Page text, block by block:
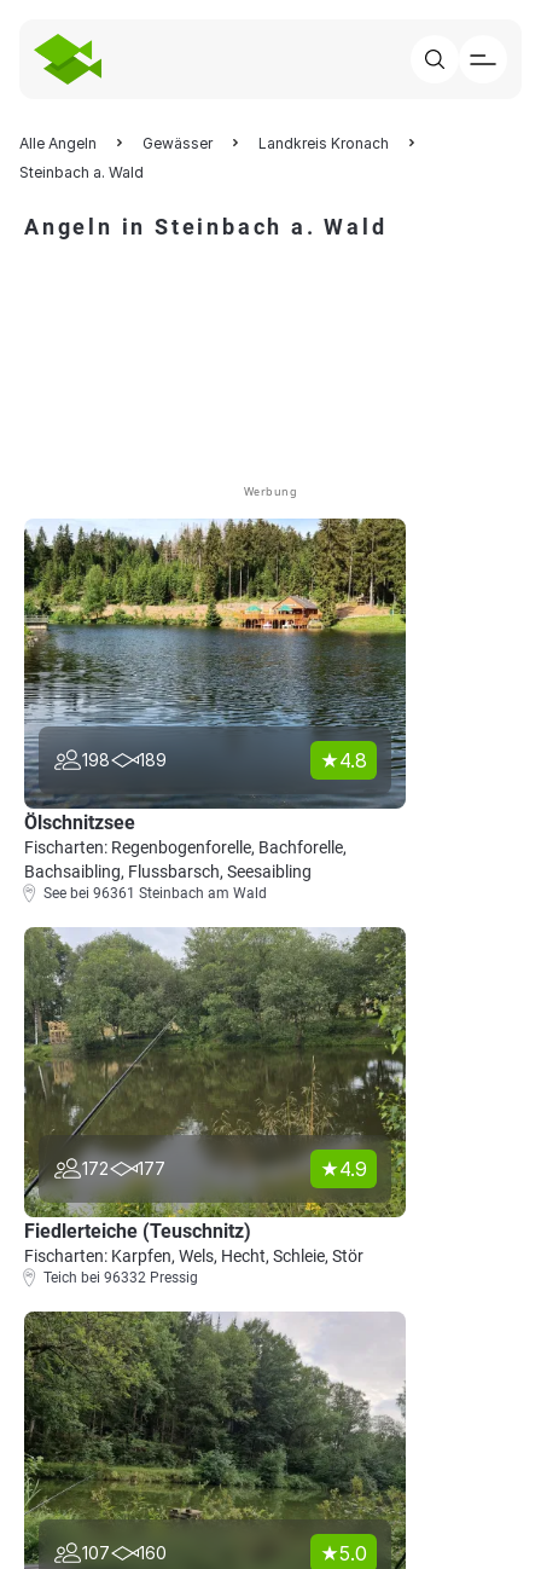
Alle Angeln Gewässer
Landkreis Kronach
Steinbach a. Wald
Angeln in Steinbach a. Wald
Werbung
198 189 4.8
Ölschnitzsee
Fischarten: Regenbogenforelle, Bachforelle,
Bachsaibling, Flussbarsch, Seesaibling
See bei 96361 Steinbach am Wald
172 177 4.9
Fiedlerteiche (Teuschnitz)
Fischarten: Karpfen, Wels, Hecht, Schleie, Stör
Teich bei 96332 Pressig
107 160 5.0